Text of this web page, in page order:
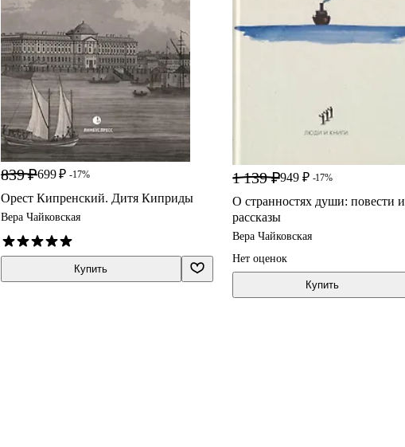
839 ₽699 ₽ -17%
Орест Кипренский. Дитя Киприды
Вера Чайковская
Купить
1 139 ₽949 ₽ -17%
О странностях души: повести и
рассказы
Вера Чайковская
Нет оценок
Купить